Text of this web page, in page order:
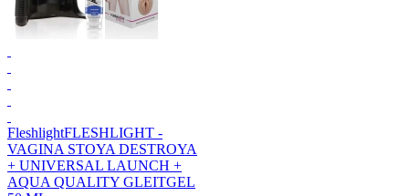
FleshlightFLESHLIGHT -
VAGINA STOYA DESTROYA
+ UNIVERSAL LAUNCH +
AQUA QUALITY GLEITGEL